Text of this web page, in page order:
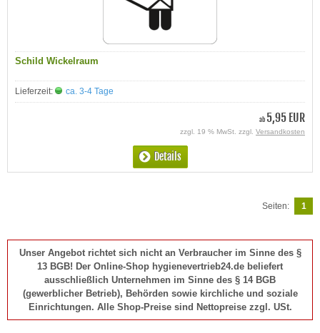
Schild Wickelraum
Lieferzeit: ca. 3-4 Tage
ab 5,95 EUR
zzgl. 19 % MwSt. zzgl. Versandkosten
Details
Seiten: 1
Unser Angebot richtet sich nicht an Verbraucher im Sinne des §
13 BGB! Der Online-Shop hygienevertrieb24.de beliefert
ausschließlich Unternehmen im Sinne des § 14 BGB
(gewerblicher Betrieb), Behörden sowie kirchliche und soziale
Einrichtungen. Alle Shop-Preise sind Nettopreise zzgl. USt.